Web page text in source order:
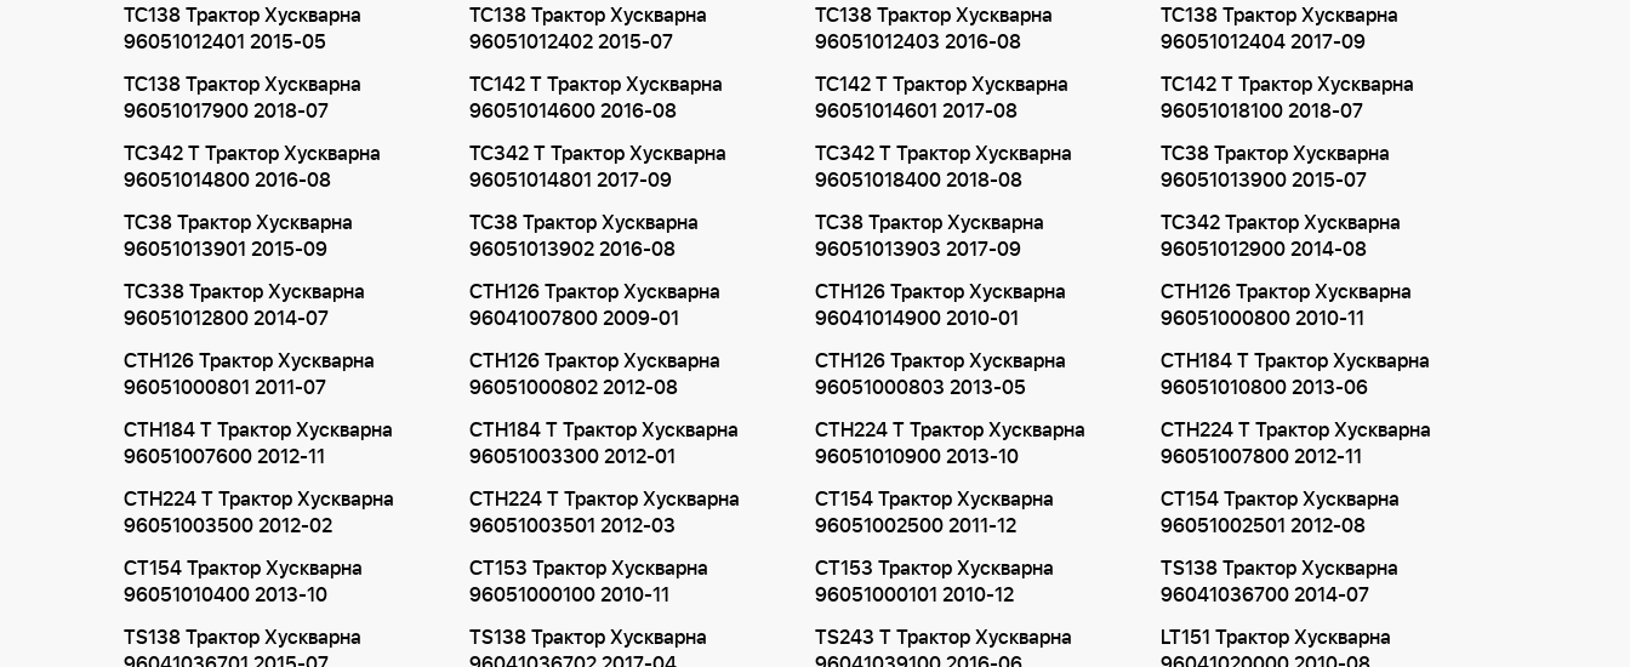
TC138 Трактор Хускварна
96051012401 2015-05
TC138 Трактор Хускварна
96051012402 2015-07
TC138 Трактор Хускварна
96051012403 2016-08
TC138 Трактор Хускварна
96051012404 2017-09
TC138 Трактор Хускварна
96051017900 2018-07
TC142 T Трактор Хускварна
96051014600 2016-08
TC142 T Трактор Хускварна
96051014601 2017-08
TC142 T Трактор Хускварна
96051018100 2018-07
TC342 T Трактор Хускварна
96051014800 2016-08
TC342 T Трактор Хускварна
96051014801 2017-09
TC342 T Трактор Хускварна
96051018400 2018-08
TC38 Трактор Хускварна
96051013900 2015-07
TC38 Трактор Хускварна
96051013901 2015-09
TC38 Трактор Хускварна
96051013902 2016-08
TC38 Трактор Хускварна
96051013903 2017-09
TC342 Трактор Хускварна
96051012900 2014-08
TC338 Трактор Хускварна
96051012800 2014-07
CTH126 Трактор Хускварна
96041007800 2009-01
CTH126 Трактор Хускварна
96041014900 2010-01
CTH126 Трактор Хускварна
96051000800 2010-11
CTH126 Трактор Хускварна
96051000801 2011-07
CTH126 Трактор Хускварна
96051000802 2012-08
CTH126 Трактор Хускварна
96051000803 2013-05
CTH184 T Трактор Хускварна
96051010800 2013-06
CTH184 T Трактор Хускварна
96051007600 2012-11
CTH184 T Трактор Хускварна
96051003300 2012-01
CTH224 T Трактор Хускварна
96051010900 2013-10
CTH224 T Трактор Хускварна
96051007800 2012-11
CTH224 T Трактор Хускварна
96051003500 2012-02
CTH224 T Трактор Хускварна
96051003501 2012-03
CT154 Трактор Хускварна
96051002500 2011-12
CT154 Трактор Хускварна
96051002501 2012-08
CT154 Трактор Хускварна
96051010400 2013-10
CT153 Трактор Хускварна
96051000100 2010-11
CT153 Трактор Хускварна
96051000101 2010-12
TS138 Трактор Хускварна
96041036700 2014-07
TS138 Трактор Хускварна
TS138 Трактор Хускварна
TS243 T Трактор Хускварна
LT151 Трактор Хускварна